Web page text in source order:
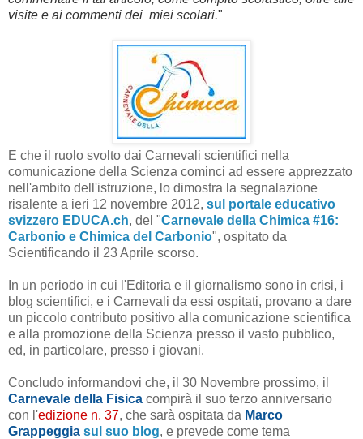
visite e ai commenti dei miei scolari."
E che il ruolo svolto dai Carnevali scientifici nella
comunicazione della Scienza cominci ad essere apprezzato
nell'ambito dell'istruzione, lo dimostra la segnalazione
risalente a ieri 12 novembre 2012, sul portale educativo
svizzero EDUCA.ch, del "Carnevale della Chimica #16:
Carbonio e Chimica del Carbonio", ospitato da
Scientificando il 23 Aprile scorso.
In un periodo in cui l'Editoria e il giornalismo sono in crisi, i
blog scientifici, e i Carnevali da essi ospitati, provano a dare
un piccolo contributo positivo alla comunicazione scientifica
e alla promozione della Scienza presso il vasto pubblico,
ed, in particolare, presso i giovani.
Concludo informandovi che, il 30 Novembre prossimo, il
Carnevale della Fisica compirà il suo terzo anniversario
con l'edizione n. 37, che sarà ospitata da Marco
Grappeggia sul suo blog, e prevede come tema